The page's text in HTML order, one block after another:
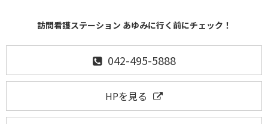
訪問看護ステーション あゆみに行く前にチェック！
042-495-5888
HPを見る